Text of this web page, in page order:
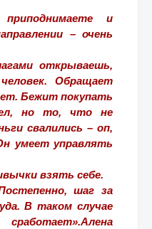
и
– очень
открываешь,
Обращает
Бежит покупать
но то, что не
свалились – оп,
умеет управлять
взять себе.
шаг за
В таком случае
сработает».Алена